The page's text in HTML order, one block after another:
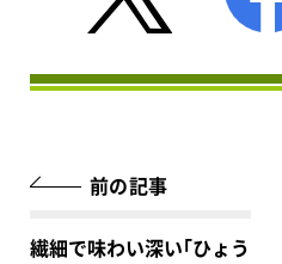
前の記事
繊細で味わい深い｢ひょう